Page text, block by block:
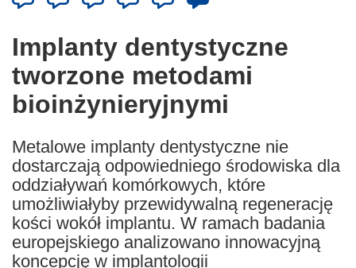
available
the
following
languages:
Implanty dentystyczne
tworzone metodami
bioinżynieryjnymi
Metalowe implanty dentystyczne nie
dostarczają odpowiedniego środowiska dla
oddziaływań komórkowych, które
umożliwiałyby przewidywalną regenerację
kości wokół implantu. W ramach badania
europejskiego analizowano innowacyjną
koncepcję w implantologii